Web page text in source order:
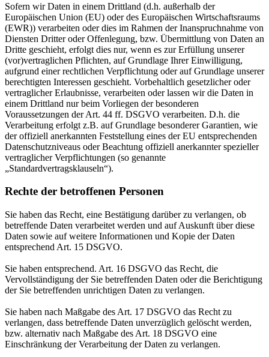
Sofern wir Daten in einem Drittland (d.h. außerhalb der
Europäischen Union (EU) oder des Europäischen Wirtschaftsraums
(EWR)) verarbeiten oder dies im Rahmen der Inanspruchnahme von
Diensten Dritter oder Offenlegung, bzw. Übermittlung von Daten an
Dritte geschieht, erfolgt dies nur, wenn es zur Erfüllung unserer
(vor)vertraglichen Pflichten, auf Grundlage Ihrer Einwilligung,
aufgrund einer rechtlichen Verpflichtung oder auf Grundlage unserer
berechtigten Interessen geschieht. Vorbehaltlich gesetzlicher oder
vertraglicher Erlaubnisse, verarbeiten oder lassen wir die Daten in
einem Drittland nur beim Vorliegen der besonderen
Voraussetzungen der Art. 44 ff. DSGVO verarbeiten. D.h. die
Verarbeitung erfolgt z.B. auf Grundlage besonderer Garantien, wie
der offiziell anerkannten Feststellung eines der EU entsprechenden
Datenschutzniveaus oder Beachtung offiziell anerkannter spezieller
vertraglicher Verpflichtungen (so genannte
„Standardvertragsklauseln“).
Rechte der betroffenen Personen
Sie haben das Recht, eine Bestätigung darüber zu verlangen, ob
betreffende Daten verarbeitet werden und auf Auskunft über diese
Daten sowie auf weitere Informationen und Kopie der Daten
entsprechend Art. 15 DSGVO.
Sie haben entsprechend. Art. 16 DSGVO das Recht, die
Vervollständigung der Sie betreffenden Daten oder die Berichtigung
der Sie betreffenden unrichtigen Daten zu verlangen.
Sie haben nach Maßgabe des Art. 17 DSGVO das Recht zu
verlangen, dass betreffende Daten unverzüglich gelöscht werden,
bzw. alternativ nach Maßgabe des Art. 18 DSGVO eine
Einschränkung der Verarbeitung der Daten zu verlangen.